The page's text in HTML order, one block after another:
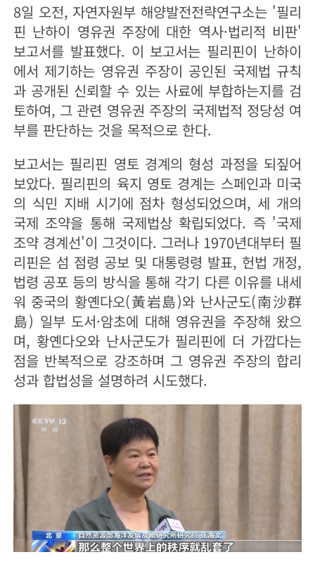
8일 오전, 자연자원부 해양발전전략연구소는 '필리
핀 난하이 영유권 주장에 대한 역사·법리적 비판'
보고서를 발표했다. 이 보고서는 필리핀이 난하이
에서 제기하는 영유권 주장이 공인된 국제법 규칙
과 공개된 신뢰할 수 있는 사료에 부합하는지를 검
토하여, 그 관련 영유권 주장의 국제법적 정당성 여
부를 판단하는 것을 목적으로 한다.
보고서는 필리핀 영토 경계의 형성 과정을 되짚어
보았다. 필리핀의 육지 영토 경계는 스페인과 미국
의 식민 지배 시기에 점차 형성되었으며, 세 개의
국제 조약을 통해 국제법상 확립되었다. 즉 '국제
조약 경계선'이 그것이다. 그러나 1970년대부터 필
리핀은 섬 점령 공보 및 대통령령 발표, 헌법 개정,
법령 공포 등의 방식을 통해 각기 다른 이유를 내세
워 중국의 황옌다오(黃岩島)와 난사군도(南沙群
島) 일부 도서·암초에 대해 영유권을 주장해 왔으
며, 황옌다오와 난사군도가 필리핀에 더 가깝다는
점을 반복적으로 강조하며 그 영유권 주장의 합리
성과 합법성을 설명하려 시도했다.